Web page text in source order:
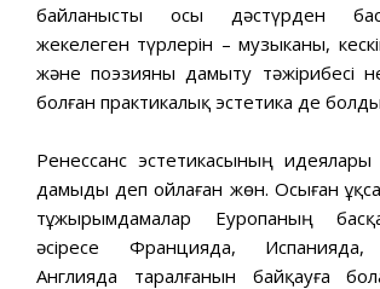
байланысты осы дәстүрден
жекелеген түрлерін – музыканы,
және поэзияны дамыту тәжірибесі
болған практикалық эстетика де
Ренессанс эстетикасының
дамыды деп ойлаған жөн. Осыған
тұжырымдамалар Еуропаның
әсіресе Францияда, Испанияда,
Англияда таралғанын байқауға